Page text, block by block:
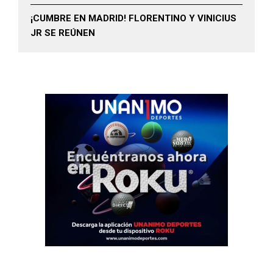
¡CUMBRE EN MADRID! FLORENTINO Y VINICIUS
JR SE REÚNEN